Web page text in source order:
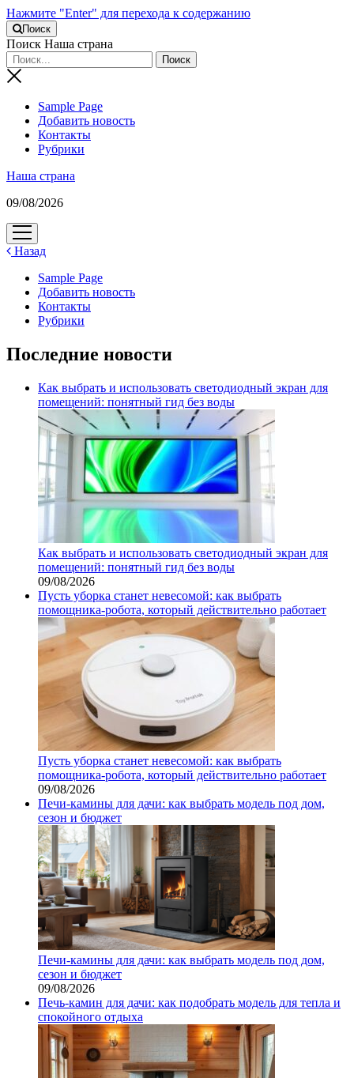
Нажмите "Enter" для перехода к содержанию
Поиск
Поиск Наша страна
Sample Page
Добавить новость
Контакты
Рубрики
Наша страна
09/08/2026
открыть
меню
Назад
Sample Page
Добавить новость
Контакты
Рубрики
Последние новости
Как выбрать и использовать светодиодный экран для
помещений: понятный гид без воды
Как выбрать и использовать светодиодный экран для
помещений: понятный гид без воды
09/08/2026
Пусть уборка станет невесомой: как выбрать
помощника‑робота, который действительно работает
Пусть уборка станет невесомой: как выбрать
помощника‑робота, который действительно работает
09/08/2026
Печи-камины для дачи: как выбрать модель под дом,
сезон и бюджет
Печи-камины для дачи: как выбрать модель под дом,
сезон и бюджет
09/08/2026
Печь-камин для дачи: как подобрать модель для тепла и
спокойного отдыха